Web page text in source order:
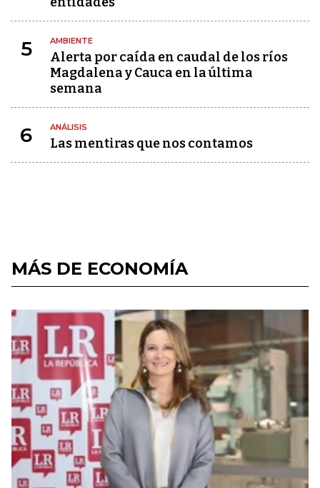
5 AMBIENTE
Alerta por caída en caudal de los ríos
Magdalena y Cauca en la última
semana
6 ANÁLISIS
Las mentiras que nos contamos
MÁS DE ECONOMÍA